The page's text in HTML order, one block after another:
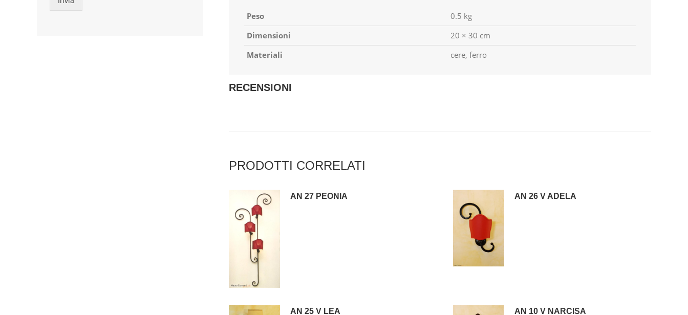
Peso
0.5 kg
Dimensioni
20 × 30 cm
Materiali
cere, ferro
RECENSIONI
PRODOTTI CORRELATI
AN 27 PEONIA AN 26 V ADELA
AN 25 V LEA AN 10 V NARCISA